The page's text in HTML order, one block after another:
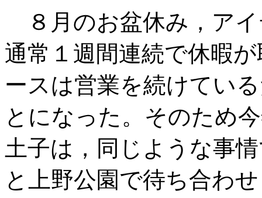
８月のお盆休み，ア
通常１週間連続で休暇
ースは営業を続けてい
とになった。そのため
土子は，同じような事
と上野公園で待ち合わ